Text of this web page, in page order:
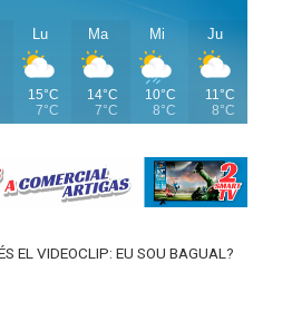
Lu
15°C
7°C
Ma
14°C
7°C
Mi
10°C
8°C
Ju
11°C
8°C
EL VIDEOCLIP: EU SOU BAGUAL?